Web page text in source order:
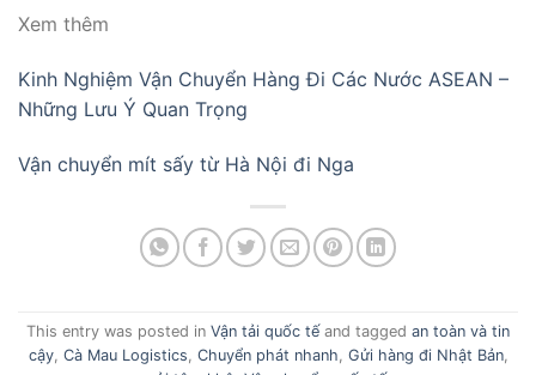
Xem thêm
Kinh Nghiệm Vận Chuyển Hàng Đi Các Nước ASEAN –
Những Lưu Ý Quan Trọng
Vận chuyển mít sấy từ Hà Nội đi Nga
This entry was posted in Vận tải quốc tế and tagged an toàn và tin
cậy, Cà Mau Logistics, Chuyển phát nhanh, Gửi hàng đi Nhật Bản,